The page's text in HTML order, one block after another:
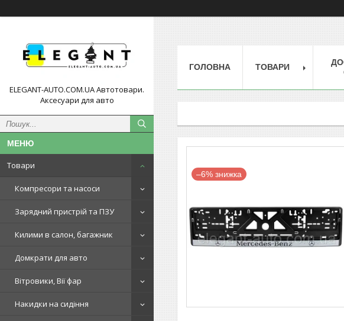
ELEGANT-AUTO.COM.UA Автотовари.
Аксесуари для авто
Товари
Компресори та насоси
Зарядний пристрій та ПЗУ
Килими в салон, багажник
Домкрати для авто
Вітровики, Вії фар
Накидки на сидіння
ГОЛОВНА ТОВАРИ
–6%